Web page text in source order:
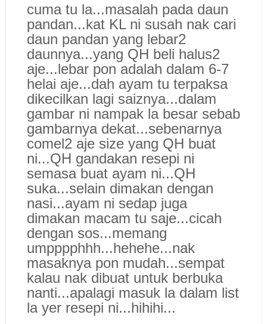
cuma tu la...masalah pada daun
pandan...kat KL ni susah nak cari
daun pandan yang lebar2
daunnya...yang QH beli halus2
aje...lebar pon adalah dalam 6-7
helai aje...dah ayam tu terpaksa
dikecilkan lagi saiznya...dalam
gambar ni nampak la besar sebab
gambarnya dekat...sebenarnya
comel2 aje size yang QH buat
ni...QH gandakan resepi ni
semasa buat ayam ni...QH
suka...selain dimakan dengan
nasi...ayam ni sedap juga
dimakan macam tu saje...cicah
dengan sos...memang
umpppphhh...hehehe...nak
masaknya pon mudah...sempat
kalau nak dibuat untuk berbuka
nanti...apalagi masuk la dalam list
la yer resepi ni...hihihi...